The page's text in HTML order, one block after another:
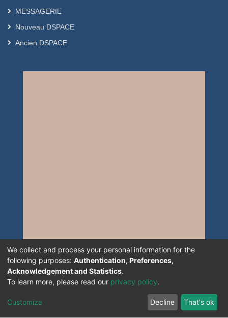
MESSAGERIE
Nouveau DSPACE
Ancien DSPACE
We collect and process your personal information for the
following purposes: Authentication, Preferences,
Acknowledgement and Statistics.
To learn more, please read our privacy policy.
Customize Decline That's ok